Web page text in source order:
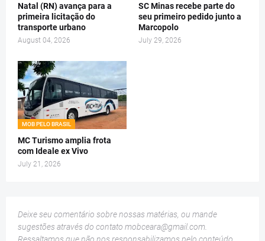
Natal (RN) avança para a
primeira licitação do
transporte urbano
August 04, 2026
SC Minas recebe parte do
seu primeiro pedido junto a
Marcopolo
July 29, 2026
MOB PELO BRASIL
MC Turismo amplia frota
com Ideale ex Vivo
July 21, 2026
Deixe seu comentário sobre nossas matérias, ou mande
sugestões através do contato mobceara@gmail.com